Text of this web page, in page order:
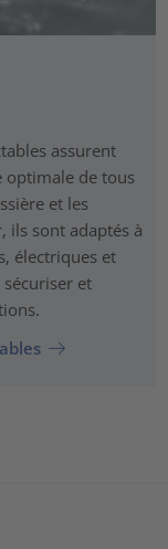
assurent
optimale de tous
et les
ils sont adaptés à
électriques et
et